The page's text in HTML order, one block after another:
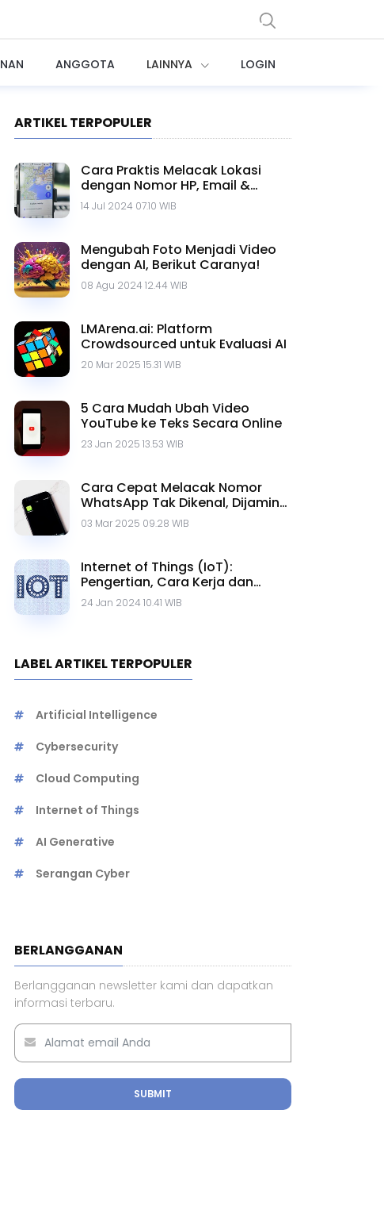
ANGGOTA LAINNYA LOGIN
ARTIKEL TERPOPULER
Cara Praktis Melacak Lokasi
dengan Nomor HP, Email &
Google Maps
14 Jul 2024 07.10 WIB
Mengubah Foto Menjadi Video
dengan AI, Berikut Caranya!
08 Agu 2024 12.44 WIB
LMArena.ai: Platform
Crowdsourced untuk Evaluasi AI
20 Mar 2025 15.31 WIB
5 Cara Mudah Ubah Video
YouTube ke Teks Secara Online
23 Jan 2025 13.53 WIB
Cara Cepat Melacak Nomor
WhatsApp Tak Dikenal, Dijamin
Ampuh!
03 Mar 2025 09.28 WIB
Internet of Things (IoT):
Pengertian, Cara Kerja dan
Contohnya
24 Jan 2024 10.41 WIB
LABEL ARTIKEL TERPOPULER
Artificial Intelligence
Cybersecurity
Cloud Computing
Internet of Things
AI Generative
Serangan Cyber
BERLANGGANAN
Berlangganan newsletter kami dan dapatkan
informasi terbaru.
SUBMIT